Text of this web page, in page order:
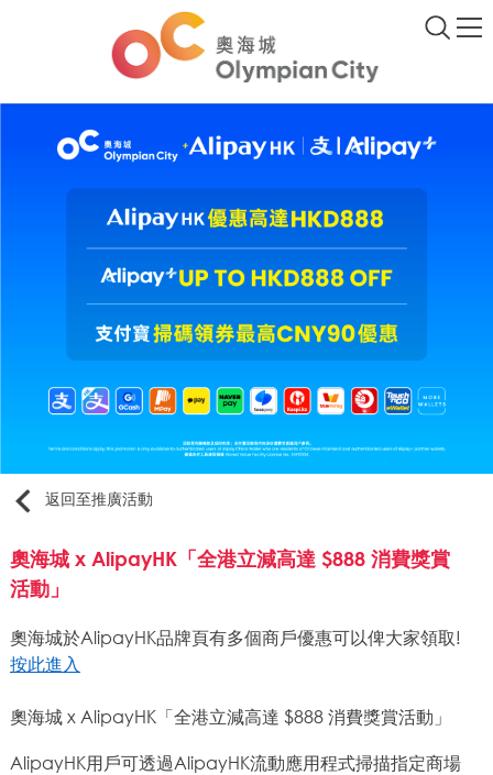
返回至推廣活動
奧海城 x AlipayHK「全港立減高達 $888 消費獎賞
活動」
奧海城於AlipayHK品牌頁有多個商戶優惠可以俾大家領取!
按此進入
奧海城 x AlipayHK「全港立減高達 $888 消費獎賞活動」
AlipayHK用戶可透過AlipayHK流動應用程式掃描指定商場